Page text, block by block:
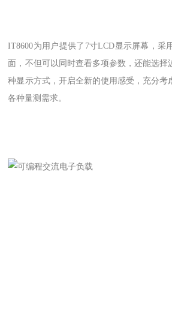
IT8600为用户提供了7寸LCD显示屏幕，采
面，不但可以同时查看多项参数，还能选择
种显示方式，开启全新的使用感受，充分考
各种量测需求。